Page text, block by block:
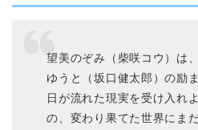
望美のぞみ（柴咲コウ）は
ゆうと（坂口健太郎）の励
日が流れた現実を受け入れ
の、変わり果てた世界にま